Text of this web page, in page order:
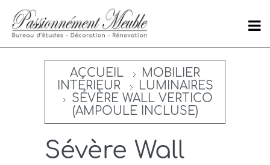
ACCUEIL
MOBILIER
INTÉRIEUR
LUMINAIRES
SÉVÈRE WALL VERTICO
(AMPOULE INCLUSE)
Sévère Wall